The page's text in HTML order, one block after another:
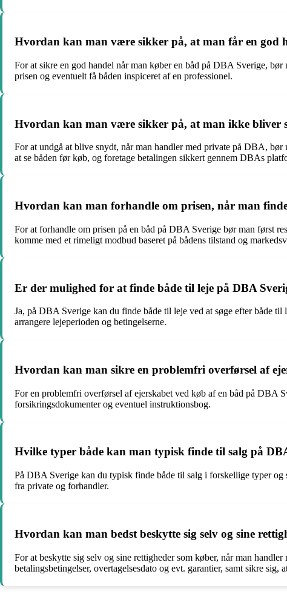
Hvordan kan man være sikker på, at man får en god
For at sikre en god handel når man køber en båd på DBA Sverige,
prisen og eventuelt få båden inspiceret af en professionel.
Hvordan kan man være sikker på, at man ikke bliver
For at undgå at blive snydt, når man handler med private på DBA,
at se båden før køb, og foretage betalingen sikkert gennem DBAs
Hvordan kan man forhandle om prisen, når man
For at forhandle om prisen på en båd på DBA Sverige bør man først
komme med et rimeligt modbud baseret på bådens tilstand og
Er der mulighed for at finde både til leje på DBA
Ja, på DBA Sverige kan du finde både til leje ved at søge efter både
arrangere lejeperioden og betingelserne.
Hvordan kan man sikre en problemfri overførsel af
For en problemfri overførsel af ejerskabet ved køb af en båd på DBA
forsikringsdokumenter og eventuel instruktionsbog.
Hvilke typer både kan man typisk finde til salg på
På DBA Sverige kan du typisk finde både til salg i forskellige typer og
fra private og forhandler.
Hvordan kan man bedst beskytte sig selv og sine
For at beskytte sig selv og sine rettigheder som køber, når man
betalingsbetingelser, overtagelsesdato og evt. garantier, samt sikre sig,